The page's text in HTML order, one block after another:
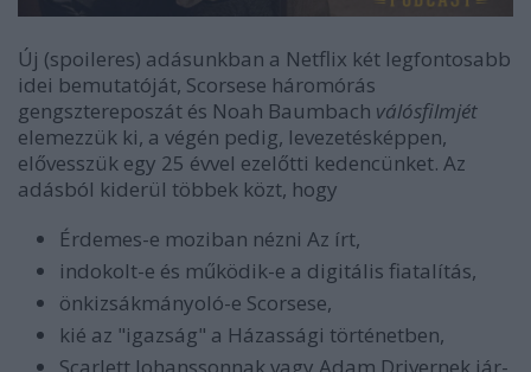
Új (spoileres) adásunkban a Netflix két legfontosabb
idei bemutatóját, Scorsese háromórás
gengsztereposzát és Noah Baumbach válósfilmjét
elemezzük ki, a végén pedig, levezetésképpen,
elővesszük egy 25 évvel ezelőtti kedencünket. Az
adásból kiderül többek közt, hogy
Érdemes-e moziban nézni Az írt,
indokolt-e és működik-e a digitális fiatalítás,
önkizsákmányoló-e Scorsese,
kié az "igazság" a Házassági történetben,